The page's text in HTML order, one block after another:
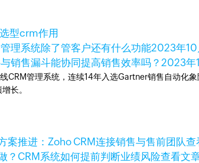
型crm作用
理系统除了管客户还有什么功能2023年
销售漏斗能协同提高销售效率吗？ 2023年
CRM管理系统，连续14年入选Gartner销售自动化
长。
查
查看文